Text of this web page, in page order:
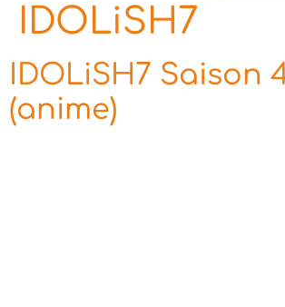
IDOLiSH7
IDOLiSH7 Saison
(anime)